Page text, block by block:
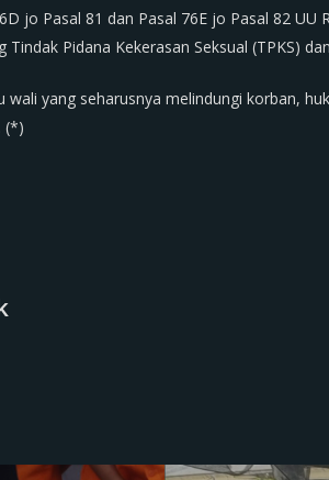
jo Pasal 81 dan Pasal 76E jo Pasal 82
Pidana Kekerasan Seksual (TPKS)
yang seharusnya melindungi korban,
(*)